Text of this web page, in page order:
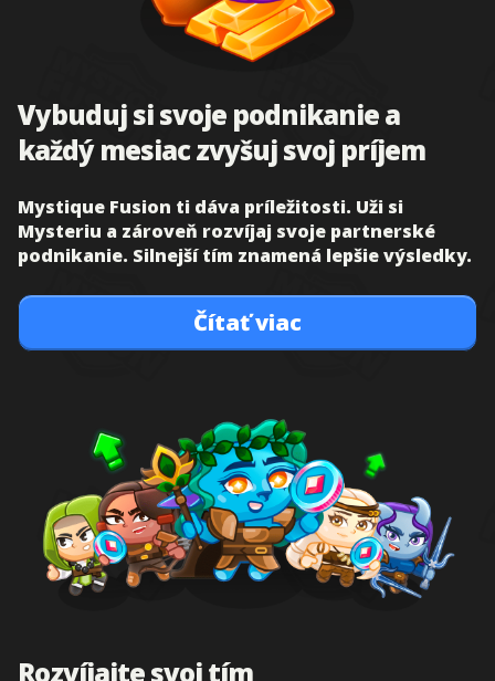
Vybuduj si svoje podnikanie a
každý mesiac zvyšuj svoj príjem
Mystique Fusion ti dáva príležitosti. Uži si
Mysteriu a zároveň rozvíjaj svoje partnerské
podnikanie. Silnejší tím znamená lepšie výsledky.
Čítať viac
Rozvíjajte svoj tím